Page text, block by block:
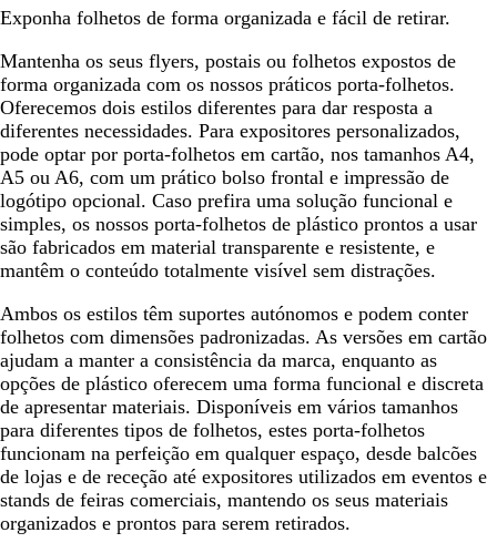
Exponha folhetos de forma organizada e fácil de retirar.
Mantenha os seus flyers, postais ou folhetos expostos de
forma organizada com os nossos práticos porta-folhetos.
Oferecemos dois estilos diferentes para dar resposta a
diferentes necessidades. Para expositores personalizados,
pode optar por porta-folhetos em cartão, nos tamanhos A4,
A5 ou A6, com um prático bolso frontal e impressão de
logótipo opcional. Caso prefira uma solução funcional e
simples, os nossos porta-folhetos de plástico prontos a usar
são fabricados em material transparente e resistente, e
mantêm o conteúdo totalmente visível sem distrações.
Ambos os estilos têm suportes autónomos e podem conter
folhetos com dimensões padronizadas. As versões em cartão
ajudam a manter a consistência da marca, enquanto as
opções de plástico oferecem uma forma funcional e discreta
de apresentar materiais. Disponíveis em vários tamanhos
para diferentes tipos de folhetos, estes porta-folhetos
funcionam na perfeição em qualquer espaço, desde balcões
de lojas e de receção até expositores utilizados em eventos e
stands de feiras comerciais, mantendo os seus materiais
organizados e prontos para serem retirados.